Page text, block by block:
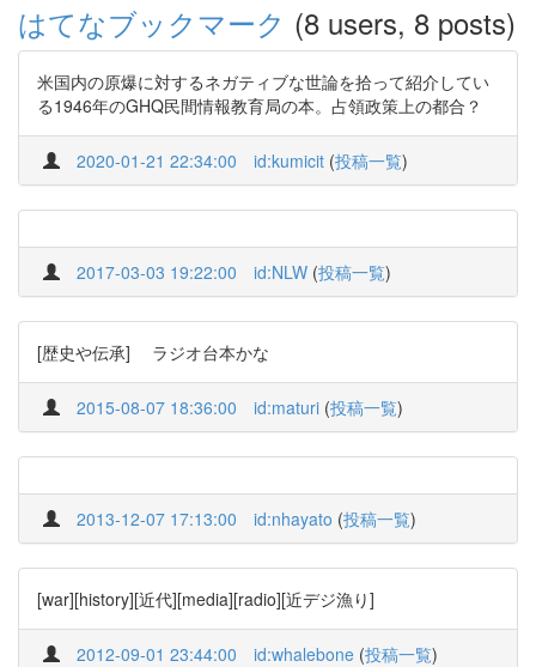
はてなブックマーク (8 users, 8 posts)
米国内の原爆に対するネガティブな世論を拾って紹介してい
る1946年のGHQ民間情報教育局の本。占領政策上の都合？
2020-01-21 22:34:00 id:kumicit (投稿一覧)
2017-03-03 19:22:00 id:NLW (投稿一覧)
[歴史や伝承] ラジオ台本かな
2015-08-07 18:36:00 id:maturi (投稿一覧)
2013-12-07 17:13:00 id:nhayato (投稿一覧)
[war][history][近代][media][radio][近デジ漁り]
2012-09-01 23:44:00 id:whalebone (投稿一覧)